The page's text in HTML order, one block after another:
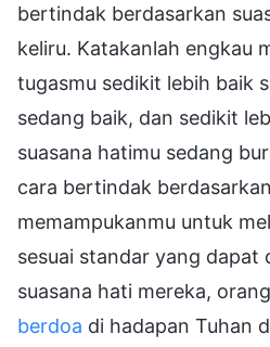
bertindak berdasarkan
keliru. Katakanlah engkau
tugasmu sedikit lebih baik
sedang baik, dan sedikit
suasana hatimu sedang
cara bertindak
memampukanmu untuk
sesuai standar yang dapat
suasana hati mereka,
berdoa di hadapan Tuhan